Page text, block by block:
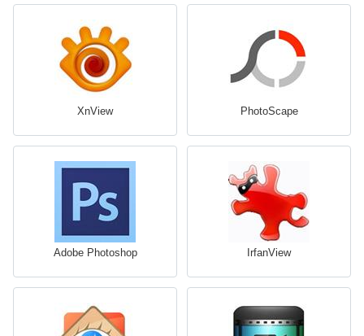
XnView PhotoScape
Adobe Photoshop IrfanView